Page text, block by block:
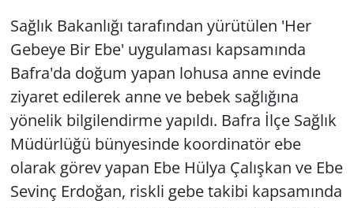
Sağlık Bakanlığı tarafından yürütülen 'Her
Gebeye Bir Ebe' uygulaması kapsamında
Bafra'da doğum yapan lohusa anne evinde
ziyaret edilerek anne ve bebek sağlığına
yönelik bilgilendirme yapıldı. Bafra İlçe Sağlık
Müdürlüğü bünyesinde koordinatör ebe
olarak görev yapan Ebe Hülya Çalışkan ve Ebe
Sevinç Erdoğan, riskli gebe takibi kapsamında